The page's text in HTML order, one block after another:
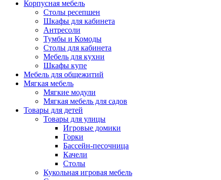
Корпусная мебель
Столы ресепшен
Шкафы для кабинета
Антресоли
Тумбы и Комоды
Столы для кабинета
Мебель для кухни
Шкафы купе
Мебель для общежитий
Мягкая мебель
Мягкие модули
Мягкая мебель для садов
Товары для детей
Товары для улицы
Игровые домики
Горки
Бассейн-песочница
Качели
Столы
Кукольная игровая мебель